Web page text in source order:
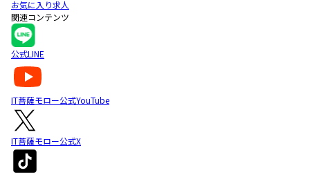
お気に入り求人
関連コンテンツ
公式LINE
IT菩薩モロー公式YouTube
IT菩薩モロー公式X